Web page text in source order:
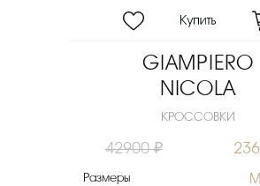
GIAMPIERO
NICOLA
КРОССОВКИ
42900 ₽
Размеры